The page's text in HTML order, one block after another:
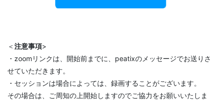
＜注意事項>
・zoomリンクは、開始前までに、peatixのメッセージでお送りさ
せていただきます。
・セッションは場合によっては、録画することがございます。
その場合は、ご周知の上開始しますのでご協力をお願いいたしま